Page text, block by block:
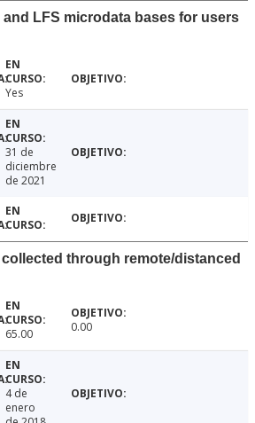
LFS microdata bases for users
Yes
31 de
diciembre
de 2021
through remote/distanced
65.00 0.00
4 de
enero